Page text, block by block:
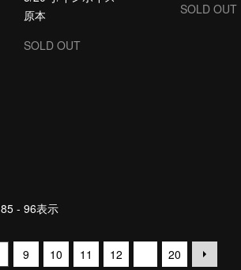
原本
SOLD OUT
SOLD OUT
85 - 96表示
9 10 11 12 20